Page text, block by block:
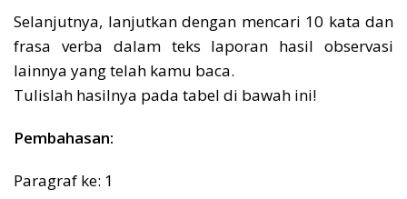
Selanjutnya, lanjutkan dengan mencari 10 kata dan
frasa verba dalam teks laporan hasil observasi
lainnya yang telah kamu baca.
Tulislah hasilnya pada tabel di bawah ini!
Pembahasan:
Paragraf ke: 1